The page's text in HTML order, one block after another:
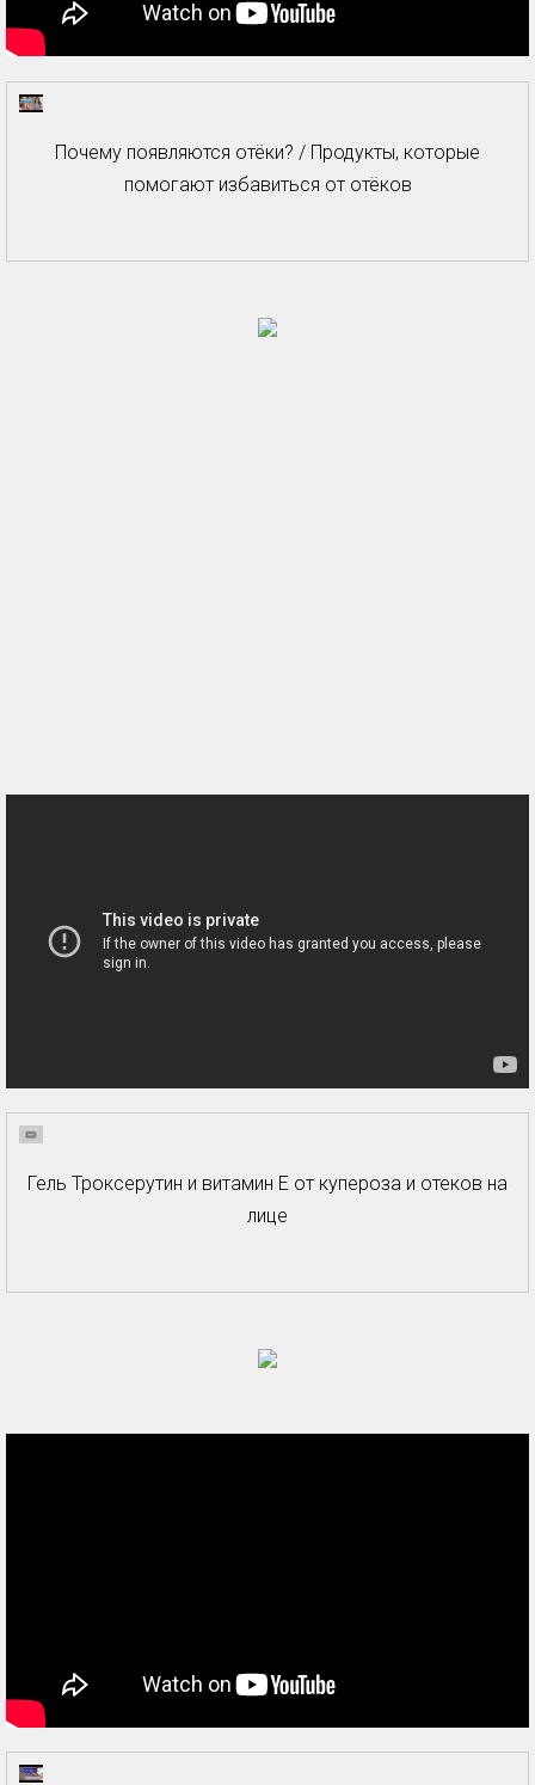
Почему появляются отёки? / Продукты, которые
помогают избавиться от отёков
Гель Троксерутин и витамин Е от купероза и отеков на
лице